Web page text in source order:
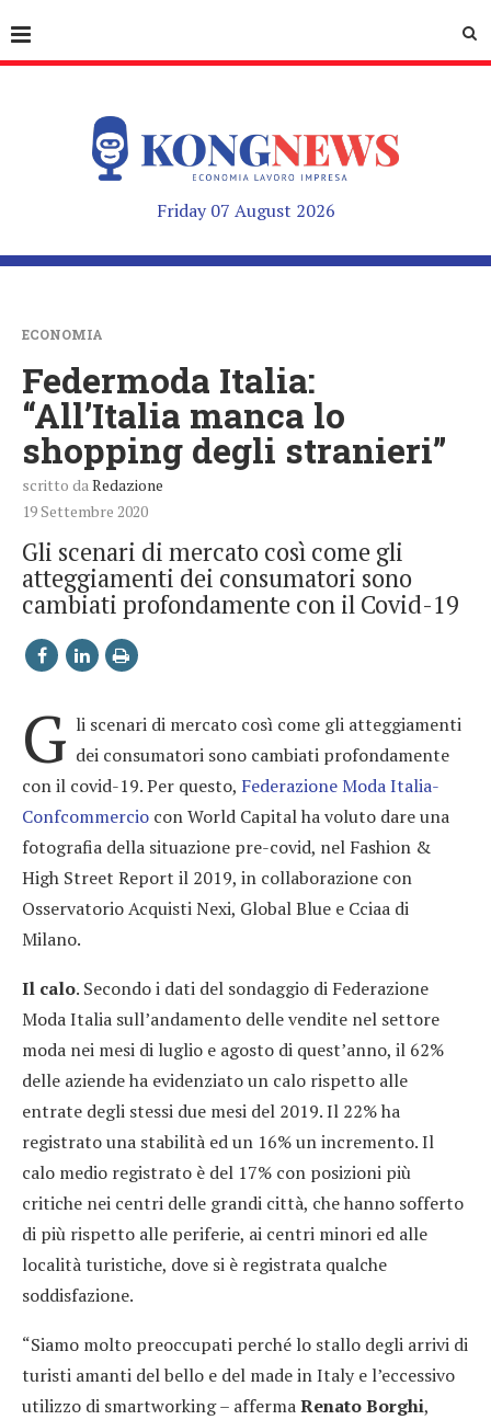
Friday 07 August 2026
ECONOMIA
Federmoda Italia:
“All’Italia manca lo
shopping degli stranieri”
scritto da Redazione
19 Settembre 2020
Gli scenari di mercato così come gli
atteggiamenti dei consumatori sono
cambiati profondamente con il Covid-19
G li scenari di mercato così come gli atteggiamenti
dei consumatori sono cambiati profondamente
con il covid-19. Per questo, Federazione Moda Italia-
Confcommercio con World Capital ha voluto dare una
fotografia della situazione pre-covid, nel Fashion &
High Street Report il 2019, in collaborazione con
Osservatorio Acquisti Nexi, Global Blue e Cciaa di
Milano.
Il calo. Secondo i dati del sondaggio di Federazione
Moda Italia sull’andamento delle vendite nel settore
moda nei mesi di luglio e agosto di quest’anno, il 62%
delle aziende ha evidenziato un calo rispetto alle
entrate degli stessi due mesi del 2019. Il 22% ha
registrato una stabilità ed un 16% un incremento. Il
calo medio registrato è del 17% con posizioni più
critiche nei centri delle grandi città, che hanno sofferto
di più rispetto alle periferie, ai centri minori ed alle
località turistiche, dove si è registrata qualche
soddisfazione.
“Siamo molto preoccupati perché lo stallo degli arrivi di
turisti amanti del bello e del made in Italy e l’eccessivo
utilizzo di smartworking – affermaRenato Borghi,